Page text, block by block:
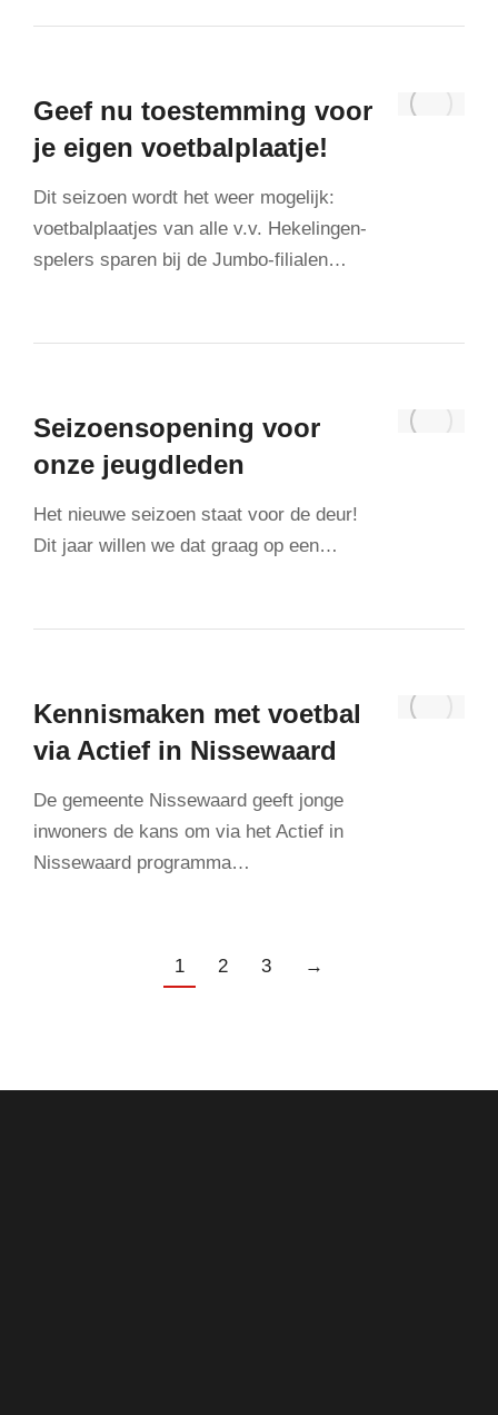
Geef nu toestemming voor
je eigen voetbalplaatje!
Dit seizoen wordt het weer mogelijk:
voetbalplaatjes van alle v.v. Hekelingen-
spelers sparen bij de Jumbo-filialen…
Seizoensopening voor
onze jeugdleden
Het nieuwe seizoen staat voor de deur!
Dit jaar willen we dat graag op een…
Kennismaken met voetbal
via Actief in Nissewaard
De gemeente Nissewaard geeft jonge
inwoners de kans om via het Actief in
Nissewaard programma…
1 2 3 →